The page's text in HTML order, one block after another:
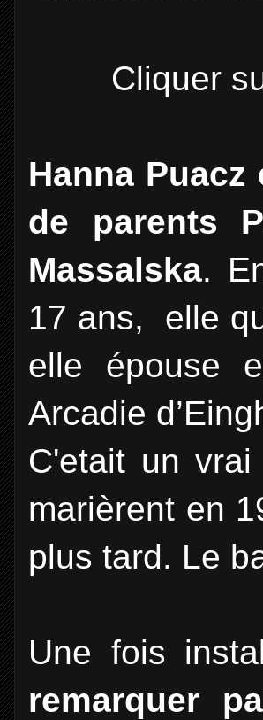
Cliquer
Hanna
de parents
Massalska.
17 ans, elle
elle épouse
Arcadie
C'etait un
marièrent en
plus tard. Le
Une fois
remarquer